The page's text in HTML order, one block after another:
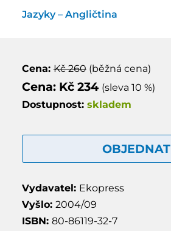
Jazyky – Angličtina
Cena:Kč 260(běžná cena)
Cena: Kč 234 (sleva 10 %)
Dostupnost: skladem
OBJEDNAT
Vydavatel: Ekopress
Vyšlo: 2004/09
ISBN: 80-86119-32-7